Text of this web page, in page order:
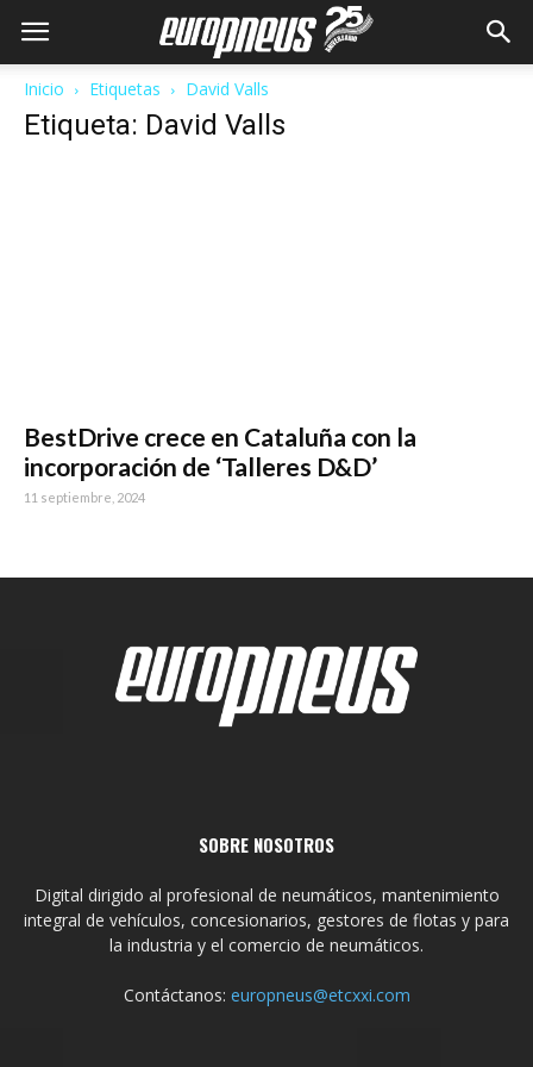
Inicio Etiquetas David Valls
Etiqueta: David Valls
BestDrive crece en Cataluña con la
incorporación de ‘Talleres D&D’
11 septiembre, 2024
SOBRE NOSOTROS
Digital dirigido al profesional de neumáticos, mantenimiento
integral de vehículos, concesionarios, gestores de flotas y para
la industria y el comercio de neumáticos.
Contáctanos: europneus@etcxxi.com